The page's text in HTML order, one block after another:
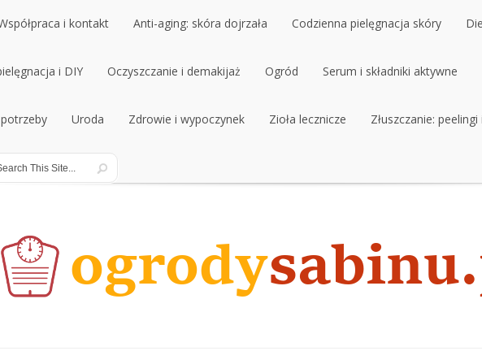
i kontakt
i kontakt
Anti-aging: skóra dojrzała
Anti-aging: skóra dojrzała
Codzienna pielęgnacja skóry
Codzienna pielęgnacja skóry
i DIY
i DIY
Oczyszczanie i demakijaż
Oczyszczanie i demakijaż
Ogród
Ogród
Serum i składniki aktywne
Serum i składniki aktywne
potrzeby
Uroda
Uroda
Zdrowie i wypoczynek Zioła lecznicze Złuszczanie: